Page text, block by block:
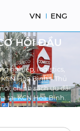
VN ENG
HỘI ĐẦU
nghiệp, logistics,
Hòa Bình – Thủ
chính sách ưu đãi
tại KCN Hòa Bình.